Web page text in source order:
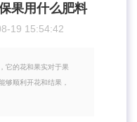
果用什么肥料
19 15:54:42
它的花和果实对于果
够顺利开花和结果，